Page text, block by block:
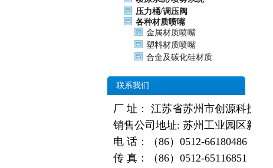
压力桶/调压阀
各种材质喷嘴
金属材质喷嘴
塑料材质喷嘴
合金及碳化硅材质
联系我们
厂 址： 江苏省苏州市创源科技园
销售公司地址: 苏州工业园区新天
电 话：（86）0512-66180486
传 真：（86）0512-65116851